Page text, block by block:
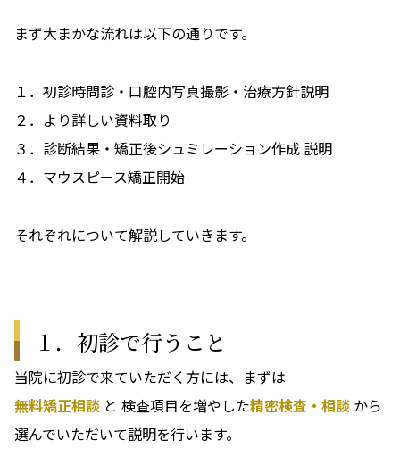
まず大まかな流れは以下の通りです。
１．初診時問診・口腔内写真撮影・治療方針説明
２．より詳しい資料取り
３．診断結果・矯正後シュミレーション作成 説明
４．マウスピース矯正開始
それぞれについて解説していきます。
１．初診で行うこと
当院に初診で来ていただく方には、まずは
無料矯正相談 と 検査項目を増やした精密検査・相談 から
選んでいただいて説明を行います。